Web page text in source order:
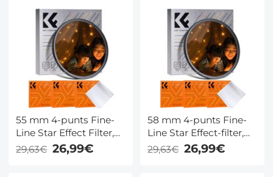
Blue Streak – Creëer
Filmische Effecten
met 3
stofzuigerdoeken -
Nano-Klear-serie
55 mm 4-punts Fine-
Line Star Effect Filter,
Cine & Dreamlike
Special Filter, 18-laags
29,63€ 26,99€
58 mm 4-punts Fine-
Line Star Effect-filter,
Cine & Dreamlike
Special-filter, 18-laags
29,63€ 26,99€